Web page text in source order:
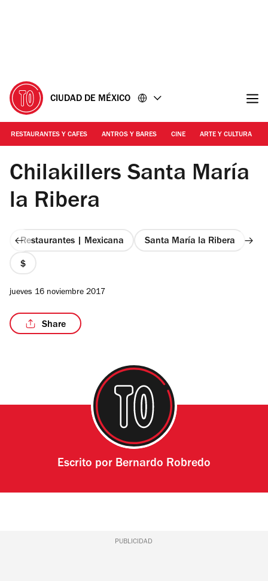
CIUDAD DE MÉXICO
RESTAURANTES Y CAFES ANTROS Y BARES CINE ARTE Y CULTURA
Foto: Bernardo Robredo
Chilakillers Santa María
la Ribera
Restaurantes | Mexicana Santa María la Ribera
precio
4
jueves 16 noviembre 2017
Share
Escrito por Bernardo Robredo
PUBLICIDAD